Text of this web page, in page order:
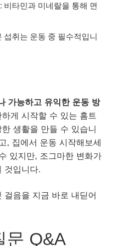
: 비타민과 미네랄을 통해 면
섭취는 운동 중 필수적입니
가능하고 유익한 운동 방
게 시작할 수 있는 홈트
생활을 만들 수 있습니
, 집에서 운동 시작해보세
있지만, 조그마한 변화가
것입니다.
걸음을 지금 바로 내딛어
문 Q&A